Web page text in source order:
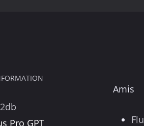
Pro GPT
Amis